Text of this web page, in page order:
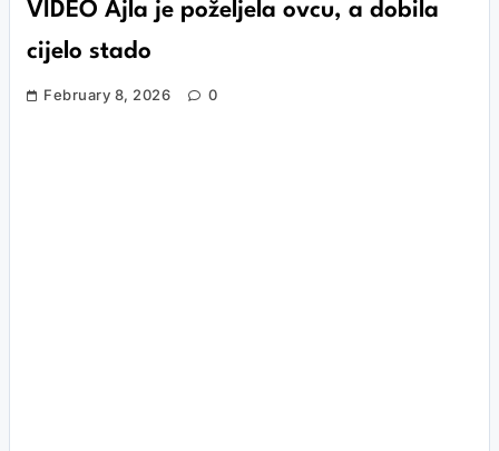
VIDEO Ajla je poželjela ovcu, a dobila
cijelo stado
February 8, 2026 0